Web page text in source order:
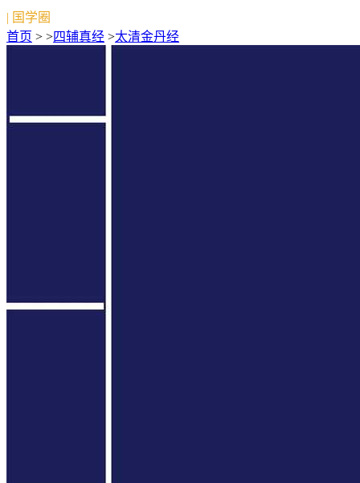
| 国学圈
首页 > >四辅真经 >太清金丹经